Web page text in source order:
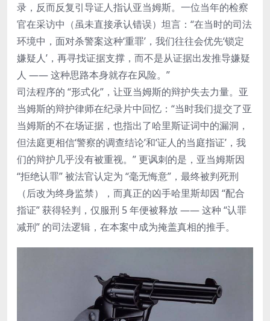
录，反而反复引导证人指认亚当姆斯。一位当年的检察
官在采访中（虽未直接承认错误）坦言：“在当时的司法
环境中，面对杀警案这种‘重罪’，我们往往会优先‘锁定
嫌疑人’，再寻找证据支撑，而不是从证据出发推导嫌疑
人 —— 这种思路本身就存在风险。”
司法程序的 “形式化”，让亚当姆斯的辩护失去力量。亚
当姆斯的辩护律师在纪录片中回忆：“当时我们提交了亚
当姆斯的不在场证据，也指出了哈里斯证词中的漏洞，
但法庭更相信‘警察的调查结论’和‘证人的当庭指证’，我
们的辩护几乎没有被重视。” 更讽刺的是，亚当姆斯因
“拒绝认罪” 被法官认定为 “毫无悔意”，最终被判死刑
（后改为终身监禁），而真正的凶手哈里斯却因 “配合
指证” 获得轻判，仅服刑 5 年便被释放 —— 这种 “认罪
减刑” 的司法逻辑，在本案中成为掩盖真相的推手。